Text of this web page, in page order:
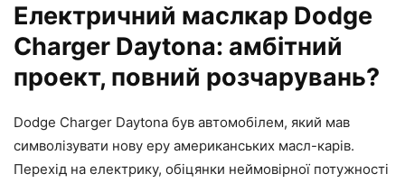
Електричний маслкар Dodge
Charger Daytona: амбітний
проект, повний розчарувань?
Dodge Charger Daytona був автомобілем, який мав
символізувати нову еру американських масл-карів.
Перехід на електрику, обіцянки неймовірної потужності